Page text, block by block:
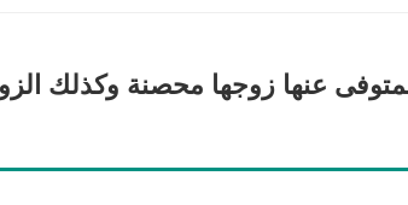
عنها زوجها محصنة وكذلك